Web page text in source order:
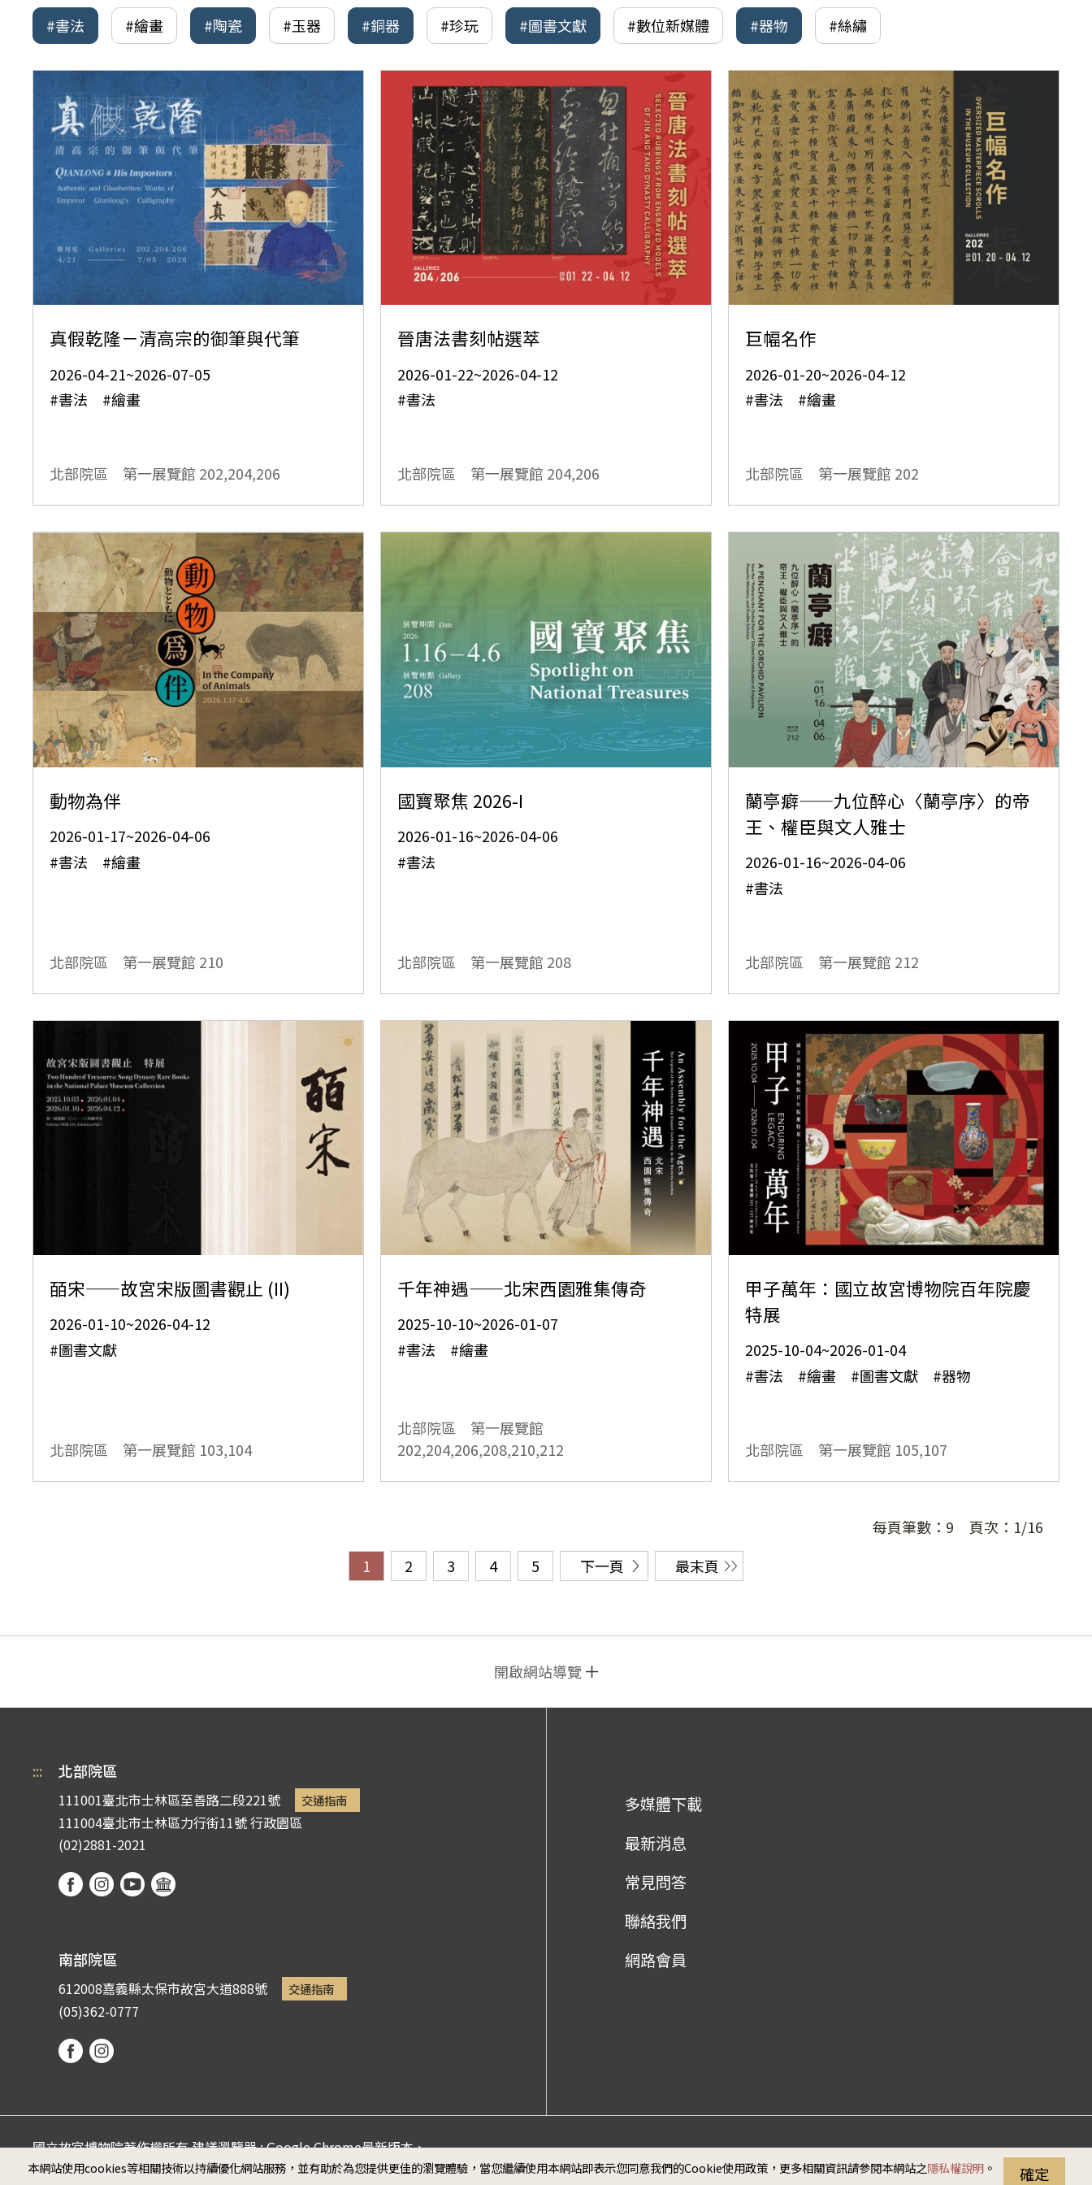
本網站使用cookies等相關技術以持續優化網站服務，並有助於為您提供更佳的瀏覽體驗，當您繼續使用本網站即表示您同意我們的Cookie使用政策，更多相關資訊請參閱本網站之隱私權說明。 確定
#書法 #繪畫 #陶瓷 #玉器 #銅器 #珍玩 #圖書文獻 #數位新媒體 #器物 #絲繡
真假乾隆－清高宗的御筆與代筆
2026-04-21~2026-07-05
#書法 #繪畫
北部院區 第一展覽館 202,204,206
晉唐法書刻帖選萃
2026-01-22~2026-04-12
#書法
北部院區 第一展覽館 204,206
巨幅名作
2026-01-20~2026-04-12
#書法 #繪畫
北部院區 第一展覽館 202
動物為伴
2026-01-17~2026-04-06
#書法 #繪畫
北部院區 第一展覽館 210
國寶聚焦 2026-I
2026-01-16~2026-04-06
#書法
北部院區 第一展覽館 208
蘭亭癖——九位醉心〈蘭亭序〉的帝
王、權臣與文人雅士
2026-01-16~2026-04-06
#書法
北部院區 第一展覽館 212
皕宋——故宮宋版圖書觀止 (II)
2026-01-10~2026-04-12
#圖書文獻
北部院區 第一展覽館 103,104
千年神遇——北宋西園雅集傳奇
2025-10-10~2026-01-07
#書法 #繪畫
北部院區 第一展覽館
202,204,206,208,210,212
甲子萬年：國立故宮博物院百年院慶
特展
2025-10-04~2026-01-04
#書法 #繪畫 #圖書文獻 #器物
北部院區 第一展覽館 105,107
每頁筆數： 9 頁次： 1/16
1
2 3 4 5 下一頁 最末頁
開啟網站導覽
::: 北部院區
111001臺北市士林區至善路二段221號 交通指南
111004臺北市士林區力行街11號行政園區
(02)2881-2021
南部院區
612008嘉義縣太保市故宮大道888號 交通指南
(05)362-0777
多媒體下載
最新消息
常見問答
聯絡我們
網路會員
國立故宮博物院著作權所有 建議瀏覽器 : Google Chrome最新版本、
Microsoft Edge (螢幕最佳顯示效果為1920*1080)
政府網站資料開放宣告 隱私權 安全政策 無障礙說明